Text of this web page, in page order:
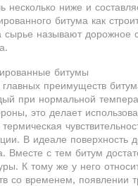
несколько ниже и
битума как
сырье называют дорожное
битумы
преимуществ
при нормальной
это делает
В идеале поверхность
Вместе с тем битум
К тому же у него
со временем,